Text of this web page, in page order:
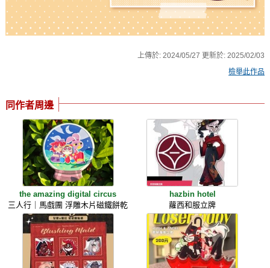
上傳於:2024/05/27 更新於:2025/02/03
檢舉此作品
同作者周邊
the amazing digital circus
三人行｜馬戲團 浮雕木片磁鐵餅乾
hazbin hotel
蘿西和服立牌